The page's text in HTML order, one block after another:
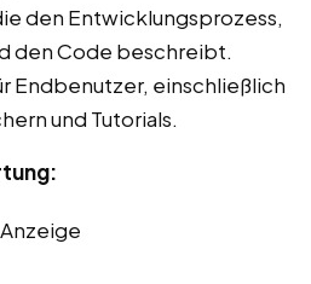
den Entwicklungsprozess,
den Code beschreibt.
Endbenutzer, einschließlich
und Tutorials.
Anzeige